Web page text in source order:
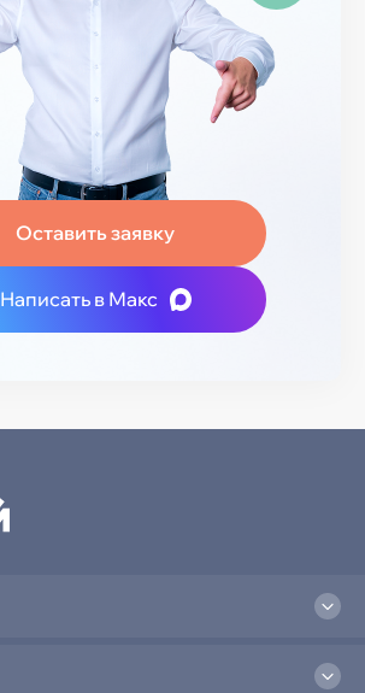
Оставить заявку
Написать в Макс